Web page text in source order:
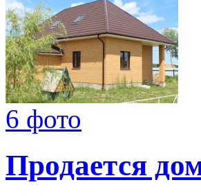
6 фото
Продается